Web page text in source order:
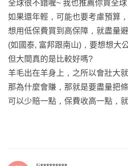
小湘服務於錠嵂保經，擅長各家
如有其他疑問，歡迎點擊頭像「
讓我針對你的需求，為您規劃專屬
*諮詢時若是方便再麻煩留下LINE
上也會較即時且順利唷。
全球很不錯喔~ 我也推薦你買全球
如果還年輕，可能也要考慮預算，
想用低保費買到高保障，就盡量
(如國泰, 富邦跟南山)，要想想大
但大間真的是比較好嗎?
羊毛出在羊身上，之所以會壯大
那為什麼會賺，那就是要盡量把
可以少賠一點，保費收高一點，